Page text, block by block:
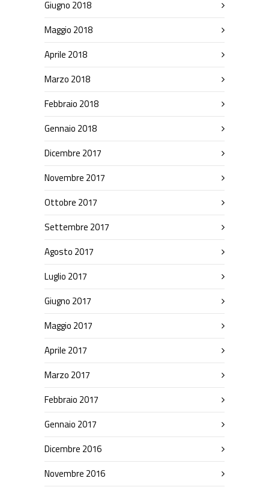
Giugno 2018
Maggio 2018
Aprile 2018
Marzo 2018
Febbraio 2018
Gennaio 2018
Dicembre 2017
Novembre 2017
Ottobre 2017
Settembre 2017
Agosto 2017
Luglio 2017
Giugno 2017
Maggio 2017
Aprile 2017
Marzo 2017
Febbraio 2017
Gennaio 2017
Dicembre 2016
Novembre 2016